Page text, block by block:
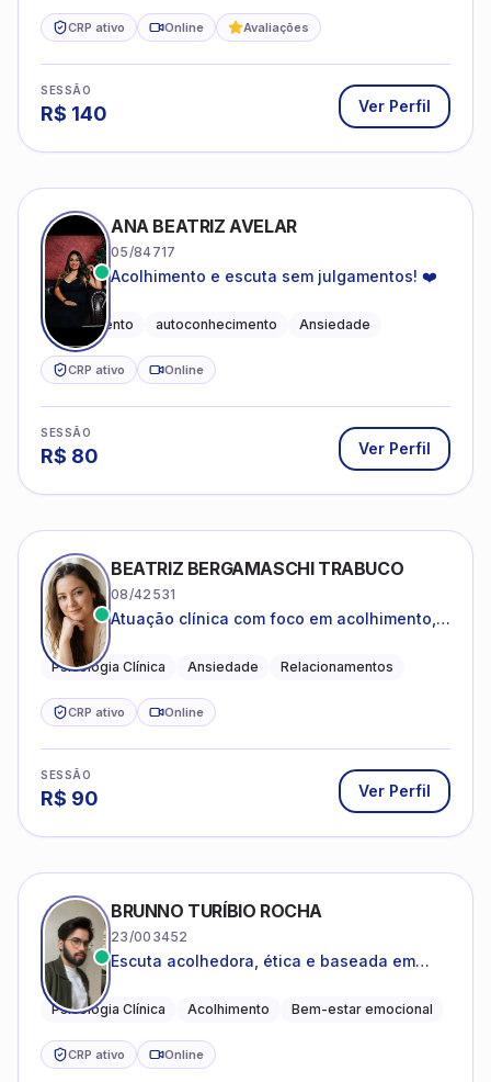
CRP ativo Online Avaliações
SESSÃO
R$ 140 Ver Perfil
ANA BEATRIZ AVELAR
05/84717
Acolhimento e escuta sem julgamentos! ❤️
Acolhimento autoconhecimento Ansiedade
CRP ativo Online
SESSÃO
R$ 80 Ver Perfil
BEATRIZ BERGAMASCHI TRABUCO
08/42531
Atuação clínica com foco em acolhimento,
Psicologia Clínica Ansiedade Relacionamentos
CRP ativo Online
SESSÃO
R$ 90 Ver Perfil
BRUNNO TURÍBIO ROCHA
23/003452
Escuta acolhedora, ética e baseada em
Psicologia Clínica Acolhimento Bem-estar emocional
CRP ativo Online